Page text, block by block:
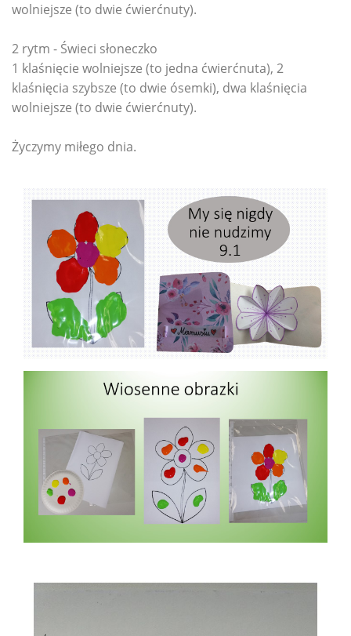
wolniejsze (to dwie ćwierćnuty).
2 rytm - Świeci słoneczko
1 klaśnięcie wolniejsze (to jedna ćwierćnuta), 2
klaśnięcia szybsze (to dwie ósemki), dwa klaśnięcia
wolniejsze (to dwie ćwierćnuty).
Życzymy miłego dnia.